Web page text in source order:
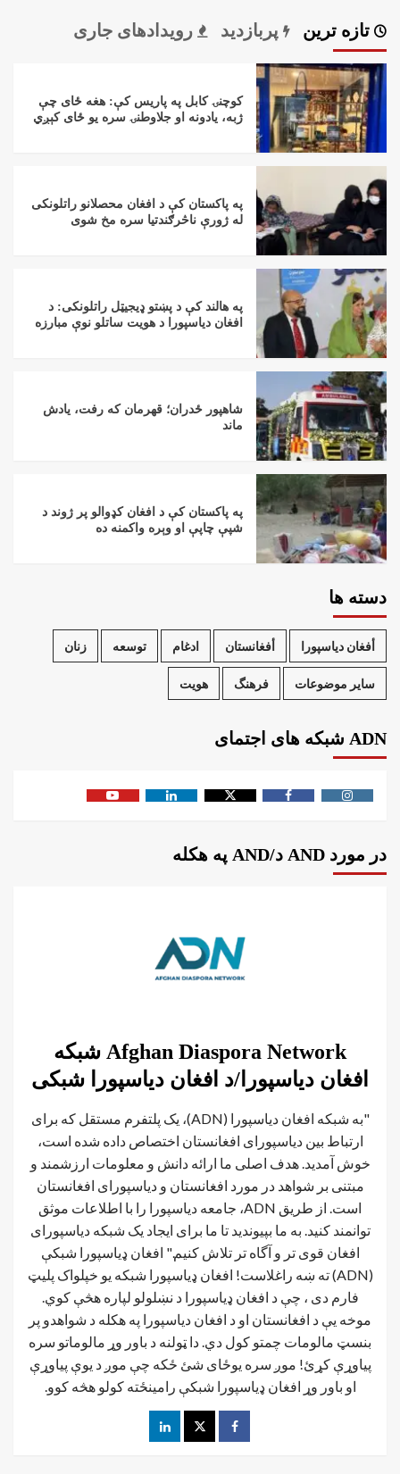
تازه ترین پربازدید رویدادهای جاری
کوچنۍ کابل په پاریس کې: هغه ځای چې
ژبه، یادونه او جلاوطنۍ سره یو ځای کېږي
په پاکستان کې د افغان محصلانو راتلونکی
له ژورې ناڅرګندتیا سره مخ شوی
په هالند کې د پښتو ډیجیټل راتلونکی: د
افغان دیاسپورا د هویت ساتلو نوې مبارزه
شاهپور ځدران؛ قهرمان که رفت، یادش
ماند
په پاکستان کې د افغان کډوالو پر ژوند د
شپې چاپې او وېره واکمنه ده
دسته ها
أفغان دیاسپورا أفغانستان ادغام توسعه زنان
سایر موضوعات فرهنگ هویت
ADN شبکه های اجتمای
در مورد AND د/AND په هکله
Afghan Diaspora Network شبکه
افغان دیاسپورا/د افغان دیاسپورا شبکی
"به شبکه افغان دیاسپورا (ADN)، یک پلتفرم مستقل که برای
ارتباط بین دیاسپورای افغانستان اختصاص داده شده است،
خوش آمدید. هدف اصلی ما ارائه دانش و معلومات ارزشمند و
مبتنی بر شواهد در مورد افغانستان و دیاسپورای افغانستان
است. از طریق ADN، جامعه دیاسپورا را با اطلاعات موثق
توانمند کنید. به ما بپیوندید تا ما برای ایجاد یک شبکه دیاسپورای
افغان قوی تر و آگاه تر تلاش کنیم." افغان ډیاسپورا شبکې
(ADN) ته ښه راغلاست! افغان ډياسپورا شبکه یو خپلواک پلیټ
فارم دی ، چې د افغان ډیاسپورا د نښلولو لپاره هڅې کوي.
موخه يې د افغانستان او د افغان دیاسپورا په هکله د شواهدو پر
بنسټ مالومات چمتو کول دي. دا ټولنه د باور وړ مالوماتو سره
پیاوړې کړئ! موږ سره یوځای شئ ځکه چې موږ د یوې پیاوړې
او باور وړ افغان ډیاسپورا شبکې رامینځته کولو هڅه کوو.